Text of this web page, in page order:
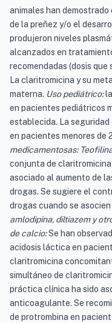
animales han
de la preñez y/o el
produjeron niveles
alcanzados en
recomendadas (dosis
La claritromicina y su
materna. Uso pediátrico:la
en pacientes pediátricos
establecida. La
en pacientes menores de
medicamentosas:
conjunta de
asociado al aumento de
drogas. Se sugiere el
drogas cuando se
amlodipina, diltiazem y
de calcio:Se han
acidosis láctica en
claritromicina
simultáneo de
práctica clínica ha sido
anticoagulante. Se
de protrombina en